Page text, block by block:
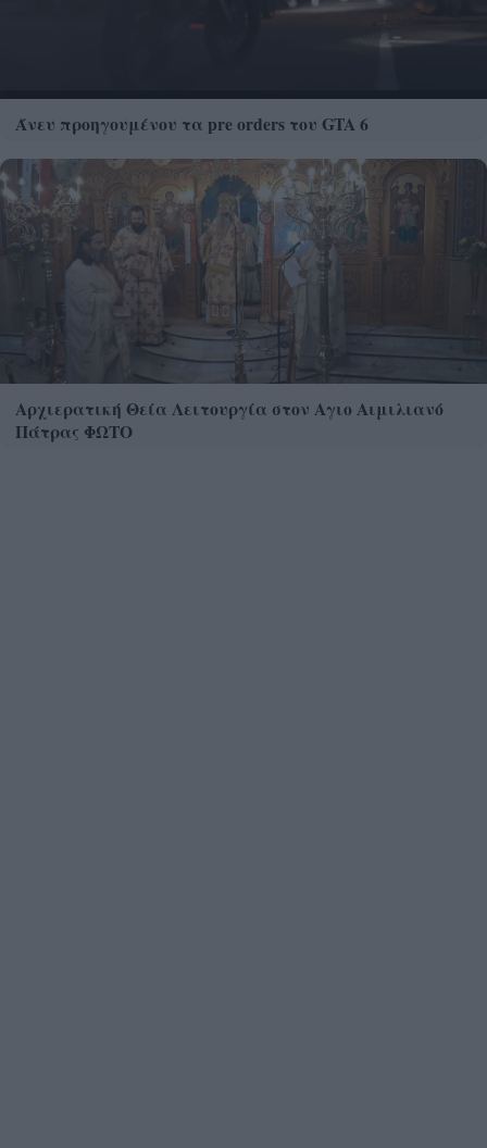
Άνευ προηγουμένου τα pre orders του GTA 6
Αρχιερατική Θεία Λειτουργία στον Αγιο Αιμιλιανό
Πάτρας ΦΩΤΟ